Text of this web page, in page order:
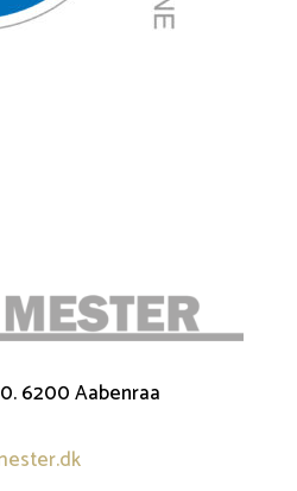
6200 Aabenraa